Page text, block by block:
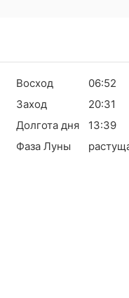
Восход
06:52
Заход
20:31
Долгота дня
13:39
Фаза Луны